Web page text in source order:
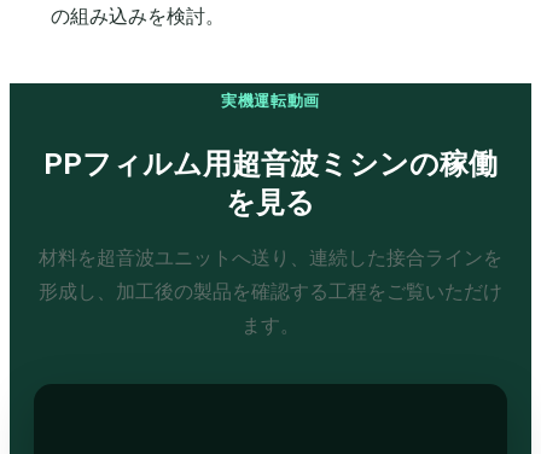
の組み込みを検討。
実機運転動画
PPフィルム用超音波ミシンの稼働
を見る
材料を超音波ユニットへ送り、連続した接合ラインを
形成し、加工後の製品を確認する工程をご覧いただけ
ます。